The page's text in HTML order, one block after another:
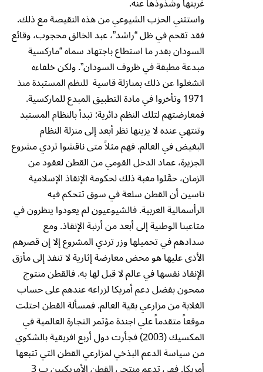
واستثني الحزب الشيوعي من هذه النقيصة مع ذلك.
فقد تقحم في ظل “راشد”، عبد الخالق محجوب، وقائع
السودان بقدر ما استطاع باجتهاد سماه “ماركسية
مبدعة مطبقة في ظروف السودان”. ولكن خلفاءه
انشغلوا عن ذلك بمنازلة قاسية للنظم المستبدة منذ
1971 وتأخروا في مادة التطبيق المبدع للماركسية.
فمعارضتهم لتلك النظم دائرية: تبدأ بالنظام المستبد
وتنتهي عنده لا يزينها نظر أبعد إلى منزلة النظام
البغيض في العالم. فهم مثلاً متى ناقشوا تردي مشروع
الجزيرة، عماد الدخل القومي من القطن لعقود من
الزمان، حمَّلوا مغبة ذلك لحكومة الإنقاذ الإسلامية
ناسين أن القطن سلعة في سوق تتحكم فيه
الرأسمالية الغربية. فالشيوعيون لم يعودوا ينظرون في
متاعبنا الوطنية إلى أبعد من أرنبة الإنقاذ. ومع
سدادهم في تحميلها وزر تردي المشروع إلا إن قصرهم
الأذى عليها هو محض معارضة إثارية لا تنفذ إلى مأزق
الإنقاذ نفسها في عالم لا قبل لها به. فالقطن منتوج
ممحون بفضل دعم أمريكا لزراعه عندهم على حساب
الغلابة من مزارعي بقية العالم. فمسألة القطن احتلت
موقعاً متقدماً علي اجندة مؤتمر التجارة العالمية في
المكسيك (2003) فجأرت دول أربع افريقية بالشكوي
من سياسة الدعم البذخي لمزارعي القطن التي تتبعها